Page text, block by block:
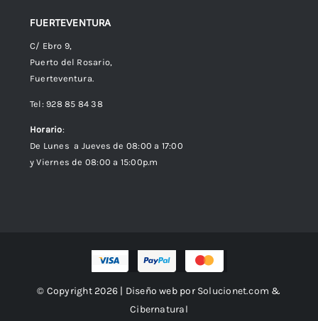
FUERTEVENTURA
C/ Ebro 9,
Puerto del Rosario,
Fuerteventura.
Tel: 928 85 84 38
Horario:
De Lunes a Jueves de 08:00 a 17:00
y Viernes de 08:00 a 15:00p.m
© Copyright 2026 | Diseño web por Solucionet.com &
Cibernatural